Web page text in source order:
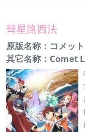
彗星路西法
原版名称：コメッ
其它名称：Comet